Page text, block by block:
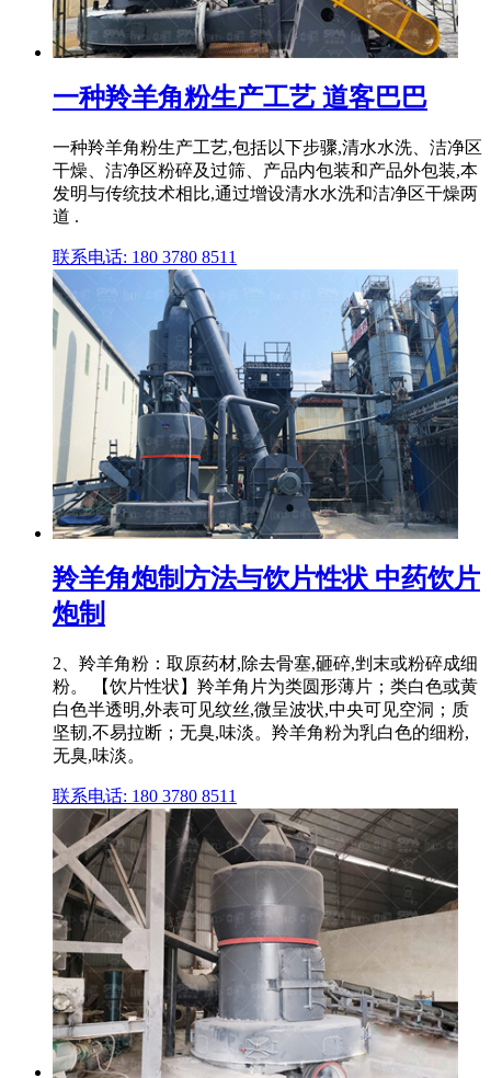
一种羚羊角粉生产工艺 道客巴巴
一种羚羊角粉生产工艺,包括以下步骤,清水水洗、洁净区
干燥、洁净区粉碎及过筛、产品内包装和产品外包装,本
发明与传统技术相比,通过增设清水水洗和洁净区干燥两
道 .
联系电话: 180 3780 8511
羚羊角炮制方法与饮片性状 中药饮片
炮制
2、羚羊角粉：取原药材,除去骨塞,砸碎,剉末或粉碎成细
粉。 【饮片性状】羚羊角片为类圆形薄片；类白色或黄
白色半透明,外表可见纹丝,微呈波状,中央可见空洞；质
坚韧,不易拉断；无臭,味淡。羚羊角粉为乳白色的细粉,
无臭,味淡。
联系电话: 180 3780 8511